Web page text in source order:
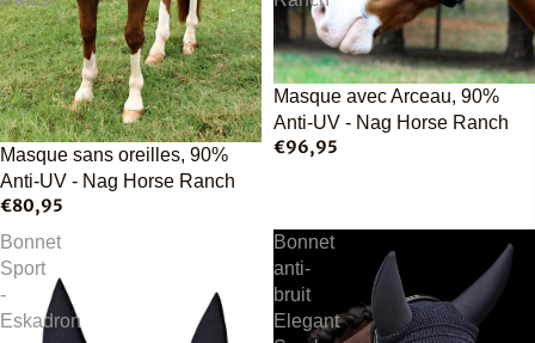
Épuisé
Masque sans oreilles, 90%
Anti-UV - Nag Horse Ranch
€80,95
Épuisé
Masque avec Arceau, 90%
Anti-UV - Nag Horse Ranch
€96,95
Bonnet
Sport
-
Eskadron
Bonnet
anti-
bruit
Elegant